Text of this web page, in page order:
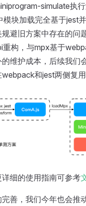
simulate执
模块加载完全基于jest
避旧方案中存在的问
重构，与mpx基于
维护成本，后续我们
和jest两侧复用
细的使用指南可参考
善，我们今年也会推